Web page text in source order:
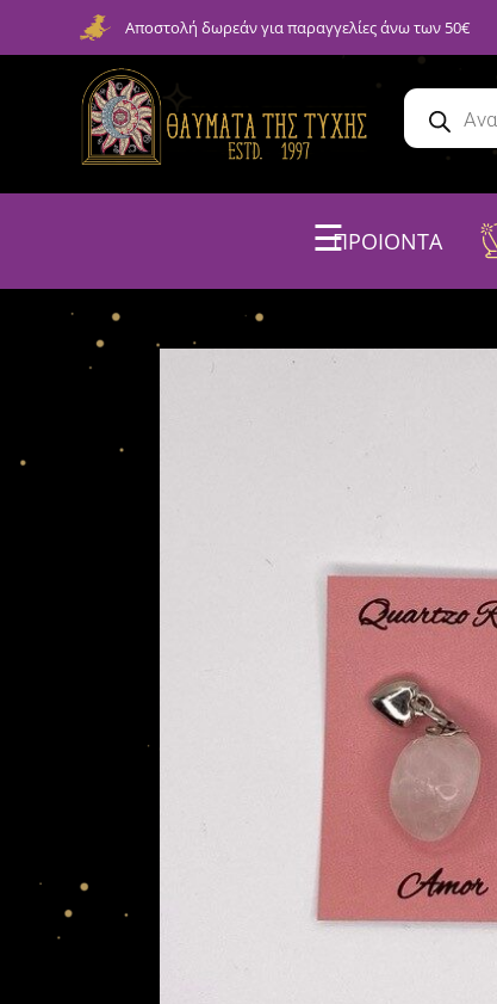
Αποστολή δωρεάν για παραγγελίες άνω των 50€
☰ΠΡΟΙΟΝΤΑ